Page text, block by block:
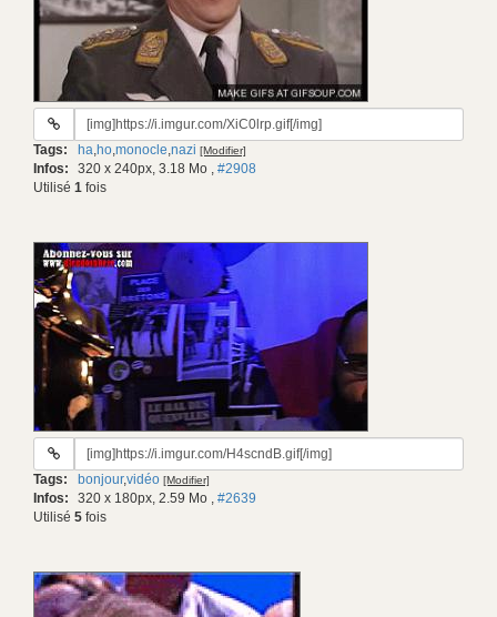
URL
gif:
Tags: ha,ho,monocle,nazi [Modifier]
Infos: 320 x 240px, 3.18 Mo , #2908
Utilisé 1 fois
URL
gif:
Tags: bonjour,vidéo [Modifier]
Infos: 320 x 180px, 2.59 Mo , #2639
Utilisé 5 fois